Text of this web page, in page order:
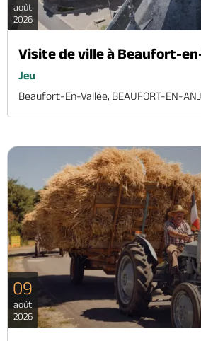
août
2026
Visite de ville à Beaufort-
Jeu
Beaufort-En-Vallée, BEAUFORT-EN-
09
août
2026